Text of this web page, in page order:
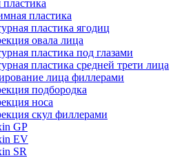
пластика
пластика ягодиц
овала лица
пластика под глазами
пластика средней трети лица
лица филлерами
подбородка
носа
скул филлерами
GP
EV
SR